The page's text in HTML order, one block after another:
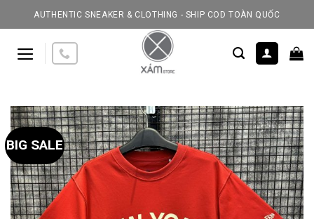
to
AUTHENTIC SNEAKER & CLOTHING - SHIP COD TOÀN QUỐC
BIG SALE